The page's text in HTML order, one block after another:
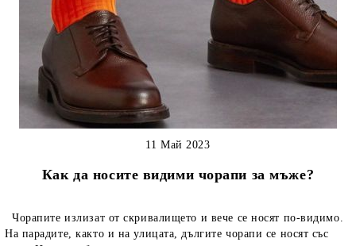
Как да носите видими чорапи за мъже?
11 Май 2023
Чорапите излизат от скривалището и вече се носят по-видимо.
На парадите, както и на улицата, дългите чорапи се носят със